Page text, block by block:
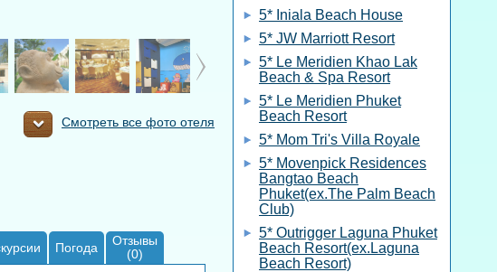
Смотреть все фото отеля
Погода
Отзывы
(0)
5* Iniala Beach House
5* JW Marriott Resort
5* Le Meridien Khao Lak
Beach & Spa Resort
5* Le Meridien Phuket
Beach Resort
5* Mom Tri's Villa Royale
5* Movenpick Residences
Bangtao Beach
Phuket(ex.The Palm Beach
Club)
5* Outrigger Laguna Phuket
Beach Resort(ex.Laguna
Beach Resort)